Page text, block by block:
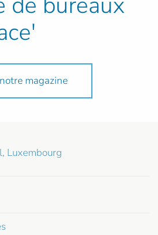
magazine
Luxembourg